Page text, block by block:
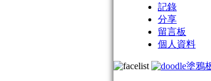
記錄
分享
留言板
個人資料
塗鴉